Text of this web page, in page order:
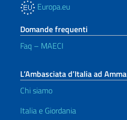
Europa.eu
Domande frequenti
Faq – MAECI
L’Ambasciata d’Italia ad
Chi siamo
Italia e Giordania